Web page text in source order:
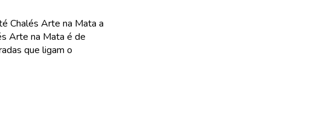
Chalés Arte na Mata a
Arte na Mata é de
que ligam o